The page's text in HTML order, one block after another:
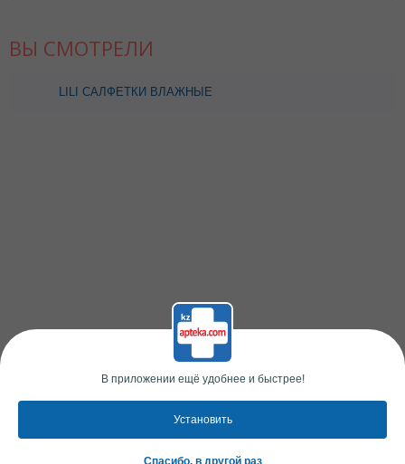
ВЫ СМОТРЕЛИ
LILI САЛФЕТКИ ВЛАЖНЫЕ
В приложении ещё удобнее и быстрее!
Установить
Спасибо, в другой раз